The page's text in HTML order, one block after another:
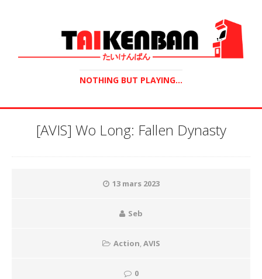
NOTHING BUT PLAYING...
[AVIS] Wo Long: Fallen Dynasty
13 mars 2023
Seb
Action,AVIS
0